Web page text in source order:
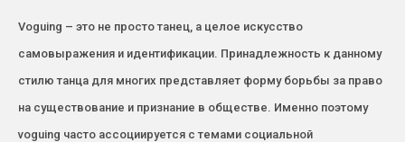
Voguing – это не просто танец, а целое искусство
самовыражения и идентификации. Принадлежность к данному
стилю танца для многих представляет форму борьбы за право
на существование и признание в обществе. Именно поэтому
voguing часто ассоциируется с темами социальной